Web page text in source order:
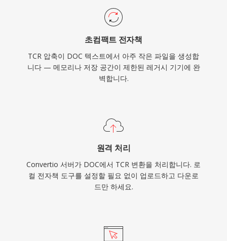
초컴팩트 전자책
TCR 압축이 DOC 텍스트에서 아주 작은 파일을 생성합
니다 — 메모리나 저장 공간이 제한된 레거시 기기에 완
벽합니다.
원격 처리
Convertio 서버가 DOC에서 TCR 변환을 처리합니다. 로
컬 전자책 도구를 설정할 필요 없이 업로드하고 다운로
드만 하세요.